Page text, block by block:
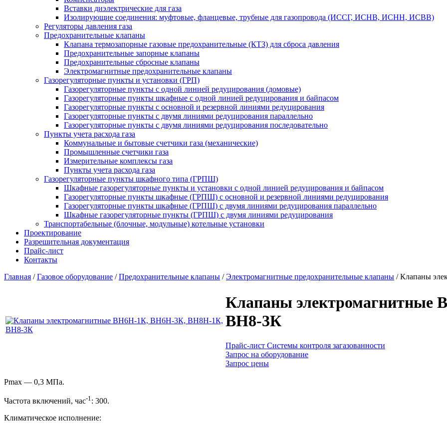
Вставки диэлектрические для газа
Изолирующие соединения: муфтовые, фланцевые, трубные для газопровода (ИССГ, ИСНВ, ИСНН, ИСВВ)
Регуляторы давления газа
Предохранительные клапаны
Клапана термозапорные газовые предохранительные (КТЗ) для сброса давления
Предохранительные запорные клапаны
Предохранительные сбросные клапаны
Электромагнитные предохранительные клапаны
Газорегуляторные пункты и установки (ГРП)
Газорегуляторные пункты с одной линией редуцирования (домовые)
Газорегуляторные пункты шкафные с одной линией редуцирования и байпасом
Газорегуляторные пункты с основной и резервной линиями редуцирования
Газорегуляторные пункты с двумя линиями редуцирования параллельно
Газорегуляторные пункты с двумя линиями редуцирования последовательно
Пункты учета расхода газа
Коммунальные и бытовые счетчики газа (механические)
Промышленные счетчики газа
Измерительные комплексы газа
Пункты учета расхода газа
Газорегуляторные пункты шкафного типа (ГРПШ)
Шкафные газорегуляторные пункты и установки c одной линией редуцирования и байпасом
Газорегуляторные пункты шкафные (ГРПШ) с основной и резервной линиями редуцирования
Газорегуляторные пункты шкафные (ГРПШ) с двумя линиями редуцирования параллельно
Шкафные газорегуляторные пункты (ГРПШ) c двумя линиями редуцирования
Транспортабельные (блочные, модульные) котельные установки
Проектирование
Разрешительная документация
Прайс-лист
Контакты
Главная / Газовое оборудование / Предохранительные клапаны / Электромагнитные предохранительные клапаны / Клапаны
Клапаны
ВН8-3К
Прайс-лист Системы контроля загазованности
Запрос на оборудование
Запрос цены
Pmax — 0,3 МПа.
Частота включений, час-1: 300.
Климатическое исполнение: